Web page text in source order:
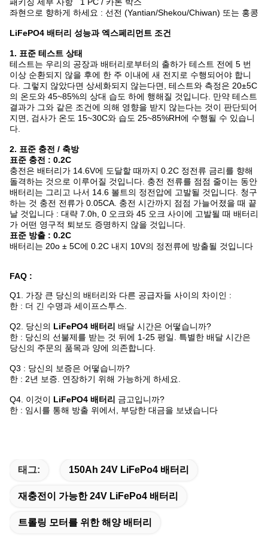
좌현으로 향하게 하세요 : 선전 (Yantian/Shekou/Chiwan) 또는 홍콩
LiFePO4 배터리 성능과 엑스페리먼트 조건
1. 표준 테스트 상태
테스트는 우리의 공장과 배터리로부터의 출하가 테스트 전에 5 번
이상 순환되지 않을 후에 한 주 이내에 새 전지로 수행되어야 합니
다. 그렇지 않았다면 상세화되지 않는다면, 테스트와 측정은 20±5C
의 온도와 45~85%의 상대 습도 하에 행해질 것입니다. 만약 테스트
결과가 그와 같은 조건에 의해 영향을 받지 않는다는 것이 판단되어
지면, 검사가 온도 15~30C와 습도 25~85%RH에 수행될 수 있습니
다.
2. 표준 충전 / 축방
표준 충전 : 0.2C
충전은 배터리가 14.6V에 도달할 때까지 0.2C 정전류 금리를 향해
돌격하는 것으로 이루어질 것입니다. 충전 전류를 점점 줄이는 동안
배터리는 그리고 나서 14.6 볼트의 정전압에 고발될 것입니다. 청구
하는 것 충전 전류가 0.05CA. 충전 시간까지 점점 가늘어졌을 때 끝
날 것입니다 : 대략 7.0h, 0 오크와 45 오크 사이에 고발될 때 배터리
가 어떤 영구적 퇴보도 증명하지 않을 것입니다.
표준 방출 : 0.2C
배터리는 20o ± 5C에 0.2C 내지 10V의 정전류에 방출될 것입니다
FAQ :
Q1. 가장 큰 당신의 배터리와 다른 공급자들 사이의 차이인 :
한 : 더 긴 수명과 세이프스투스.
Q2. 당신의 LiFePO4 배터리 배달 시간은 어떻습니까?
한 : 당신의 선불제를 받는 것 뒤에 1-25 평일. 특별한 배달 시간은
당신의 주문의 품목과 양에 의존합니다.
Q3 : 당신의 보증은 어떻습니까?
한 : 2년 보증. 연장하기 위해 가능하게 하세요.
Q4. 이것이 LiFePO4 배터리 금고입니까?
한 : 임시를 통해 방출 위에서, 부당한 대금을 보냈습니다
태그: 150Ah 24V LiFePo4 배터리
재충전이 가능한 24V LiFePo4 배터리
트롤링 모터를 위한 해양 배터리